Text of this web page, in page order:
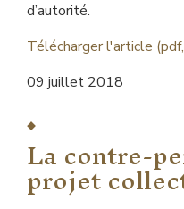
d’autorité.
Télécharger l'article
09 juillet 2018
La contre-
projet